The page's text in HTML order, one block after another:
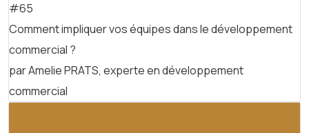
#65
Comment impliquer vos équipes dans le développement
commercial ?
par Amelie PRATS, experte en développement
commercial